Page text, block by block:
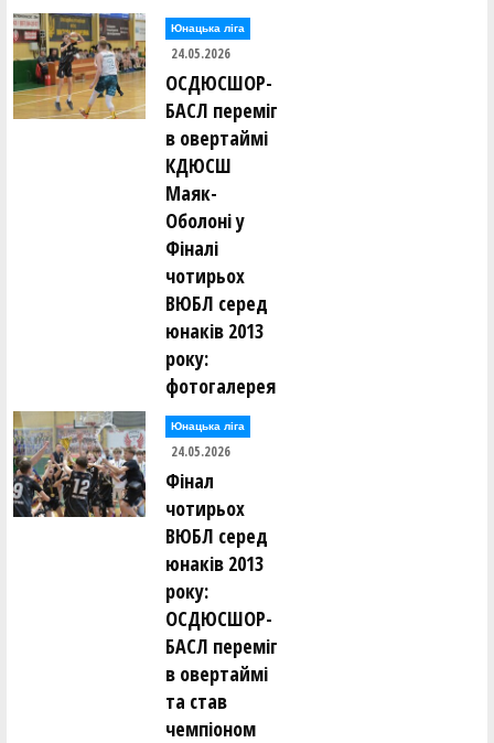
Юнацька ліга
24.05.2026
ОСДЮСШОР-
БАСЛ переміг
в овертаймі
КДЮСШ
Маяк-
Оболоні у
Фіналі
чотирьох
ВЮБЛ серед
юнаків 2013
року:
фотогалерея
Юнацька ліга
24.05.2026
Фінал
чотирьох
ВЮБЛ серед
юнаків 2013
року:
ОСДЮСШОР-
БАСЛ переміг
в овертаймі
та став
чемпіоном